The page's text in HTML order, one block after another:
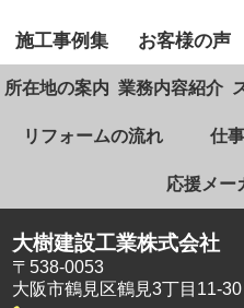
施工事例集 お客様の声
所在地の案内 業務内容紹介
リフォームの流れ 仕
応援メー
大樹建設工業株式会社
〒538-0053
大阪市鶴見区鶴見3丁目11-30